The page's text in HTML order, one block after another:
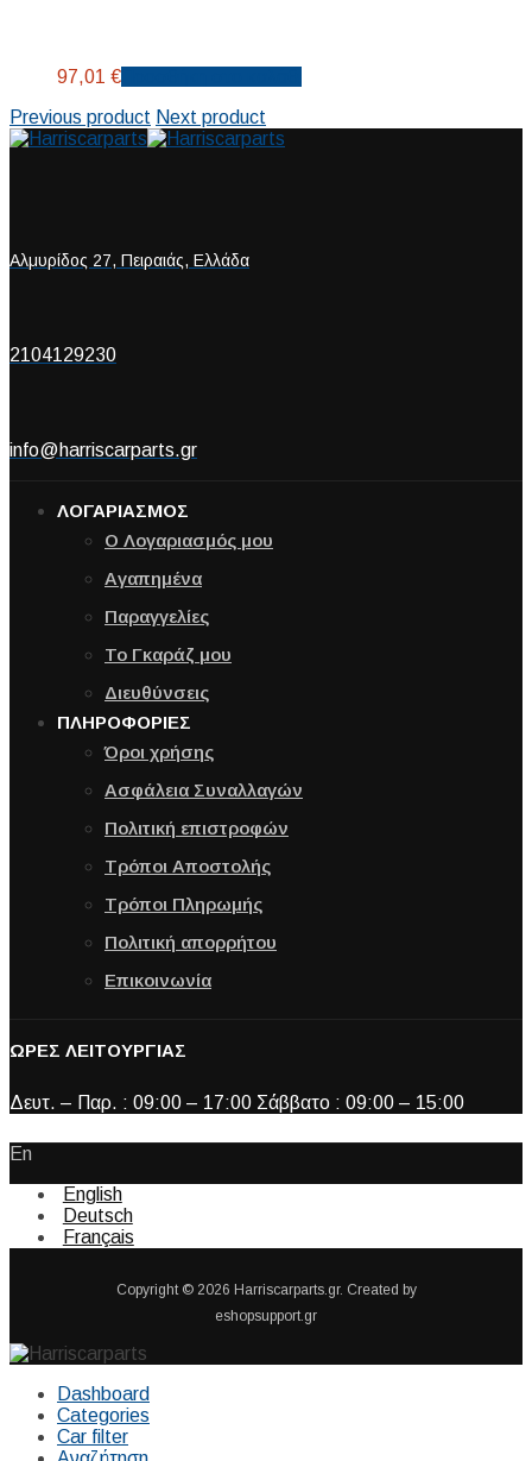
97,01 €
Previous product Next product
Αλμυρίδος 27, Πειραιάς, Ελλάδα
2104129230
info@harriscarparts.gr
ΛΟΓΑΡΙΑΣΜΟΣ
Ο Λογαριασμός μου
Αγαπημένα
Παραγγελίες
Το Γκαράζ μου
Διευθύνσεις
ΠΛΗΡΟΦΟΡΙΕΣ
Όροι χρήσης
Ασφάλεια Συναλλαγών
Πολιτική επιστροφών
Τρόποι Αποστολής
Τρόποι Πληρωμής
Πολιτική απορρήτου
Επικοινωνία
ΩΡΕΣ ΛΕΙΤΟΥΡΓΙΑΣ
Δευτ. – Παρ. : 09:00 – 17:00 Σάββατο : 09:00 – 15:00
En
English
Deutsch
Français
Copyright © 2026 Harriscarparts.gr. Created by
eshopsupport.gr
Dashboard
Categories
Car filter